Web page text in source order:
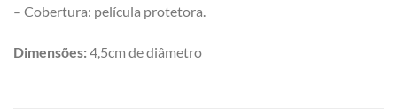
– Cobertura: película protetora.
Dimensões:4,5cm de diâmetro